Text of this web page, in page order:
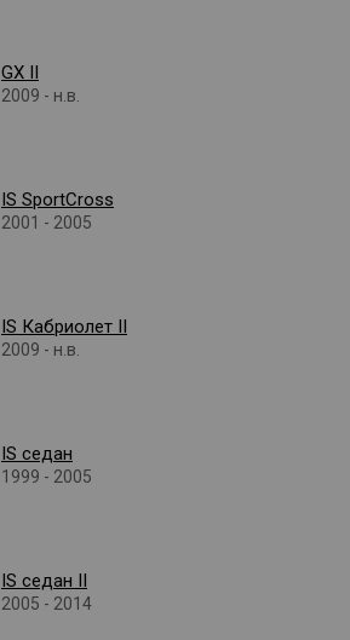
GX II
2009 - н.в.
IS SportCross
2001 - 2005
IS Кабриолет II
2009 - н.в.
IS седан
1999 - 2005
IS седан II
2005 - 2014